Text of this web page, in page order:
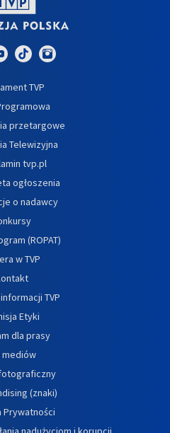
TVP
przetargowe
Telewizyjna
tvp.pl
ogłoszenia
o nadawcy
(ROPAT)
w TVP
TVP
Etyki
dla prasy
mediów
(znaki)
Prywatności